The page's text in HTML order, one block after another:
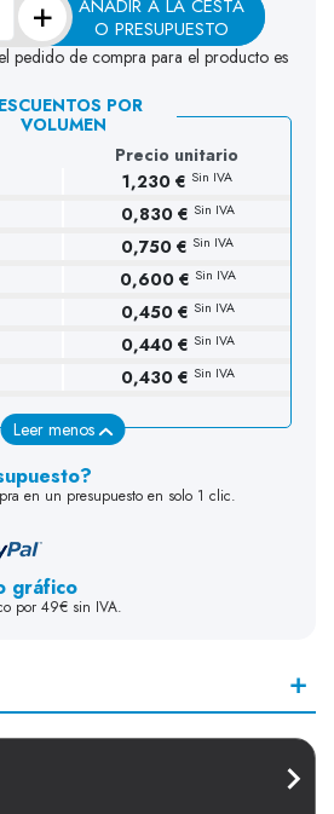
+
AÑADIR A LA CESTA
O PRESUPUESTO
pedido de compra para el producto es
POR
VOLUMEN
Precio unitario
1,230 € Sin IVA
0,830 € Sin IVA
0,750 € Sin IVA
0,600 € Sin IVA
0,450 € Sin IVA
0,440 € Sin IVA
0,430 € Sin IVA
Leer menos
en un presupuesto en solo 1 clic.
gráfico
por 49€ sin IVA.